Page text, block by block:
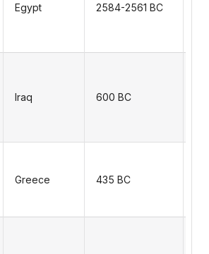
Egypt 2584-2561 BC
Iraq 600 BC
Greece 435 BC